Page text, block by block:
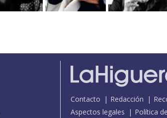
Contacto Redacción
Aspectos legales
Política